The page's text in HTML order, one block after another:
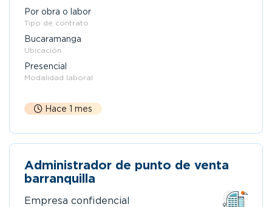
Por obra o labor
Tipo de contrato
Bucaramanga
Ubicación
Presencial
Modalidad laboral
Hace 1 mes
Administrador de punto de venta
barranquilla
Empresa confidencial